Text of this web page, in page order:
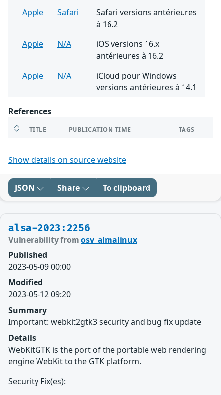
Apple Safari
Safari versions antérieures
à 16.2
Apple
N/A
iOS versions 16.x
antérieures à 16.2
Apple
N/A
iCloud pour Windows
versions antérieures à 14.1
References
TITLE PUBLICATION TIME TAGS
Show details on source website
JSON Share To clipboard
alsa-2023:2256
Vulnerability fromosv_almalinux
Published
2023-05-09 00:00
Modified
2023-05-12 09:20
Summary
Important: webkit2gtk3 security and bug fix update
Details
WebKitGTK is the port of the portable web rendering
engine WebKit to the GTK platform.
Security Fix(es):